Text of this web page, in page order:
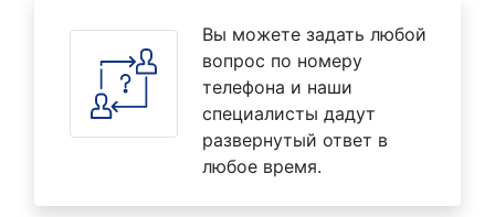
Вы можете задать любой
вопрос по номеру
телефона и наши
специалисты дадут
развернутый ответ в
любое время.